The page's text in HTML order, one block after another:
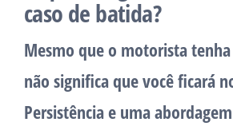
caso de batida?
Mesmo que o motorista
não significa que você ficará
Persistência e uma